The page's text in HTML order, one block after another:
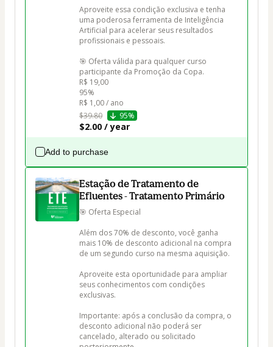
Aproveite essa condição exclusiva e tenha
uma poderosa ferramenta de Inteligência
Artificial para acelerar seus resultados
profissionais e pessoais.
🎯 Oferta válida para qualquer curso
participante da Promoção da Copa.
R$ 19,00
95%
R$ 1,00 / ano
$39.80
95%
$2.00 / year
Add to purchase
Estação de Tratamento de
Efluentes - Tratamento Primário
🎯 Oferta Especial
Além dos 70% de desconto, você ganha
mais 10% de desconto adicional na compra
de um segundo curso na mesma aquisição.
Aproveite esta oportunidade para ampliar
seus conhecimentos com condições
exclusivas.
Importante: após a conclusão da compra, o
desconto adicional não poderá ser
cancelado, alterado ou solicitado